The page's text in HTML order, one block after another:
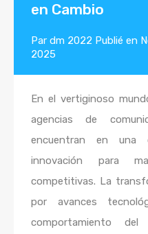
en Cambio
Par dm 2022 Publié en
2025
En el vertiginoso
agencias de
encuentran en una
innovación para
competitivas. La
por avances
comportamiento